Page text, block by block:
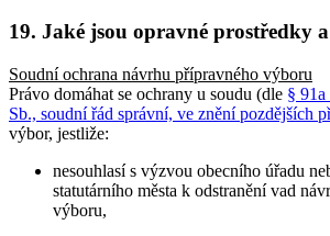
19. Jaké jsou opravné prostředky
Soudní ochrana návrhu přípravného výboru
Právo domáhat se ochrany u soudu (dle §
Sb., soudní řád správní, ve znění pozdějších
výbor, jestliže:
nesouhlasí s výzvou obecního úřadu
statutárního města k odstranění vad
výboru,